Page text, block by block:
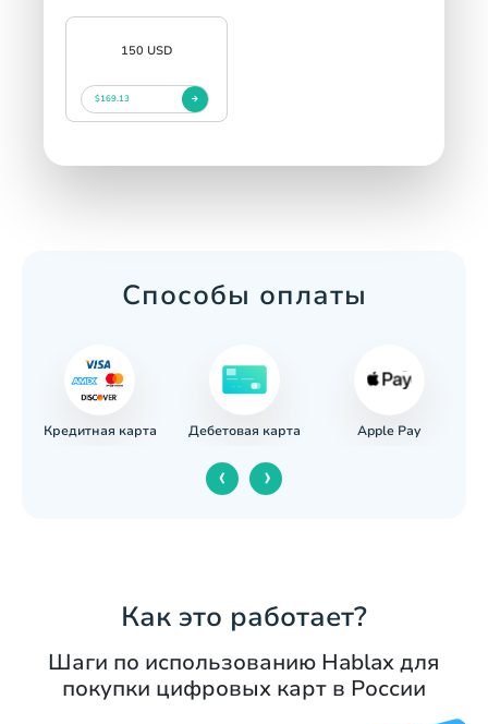
150 USD
$169.13
Способы оплаты
Кредитная карта Дебетовая карта Apple Pay
‹ ›
Как это работает?
Шаги по использованию Hablax для
покупки цифровых карт в России